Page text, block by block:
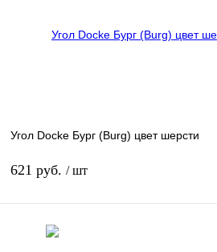
Угол Docke Бург (Burg) цвет шерсти
621 руб. / шт